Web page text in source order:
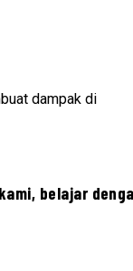
dampak di
belajar